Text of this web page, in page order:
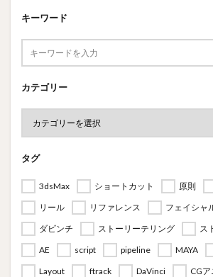
キーワード
カテゴリー
タグ
3dsMax ショートカット 原則
リール
リファレンス フェイシャ
ダビンチ
ストーリーテリング ス
AE
script pipeline MAYA
Layout
ftrack DaVinci CGア